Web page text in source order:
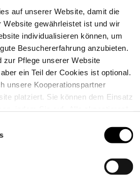
auf unserer Website, damit die
Website gewährleistet ist und wir
individualisieren können, um
Besuchererfahrung anzubieten.
zur Pflege unserer Website
ein Teil der Cookies ist optional.
unsere Kooperationspartner
platziert. Sie können dem Einsatz
Einstellungen